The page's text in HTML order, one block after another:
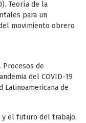
Teoría de la
para un
movimiento obrero
Procesos de
del COVID-19
Latinoamericana de
y el futuro del trabajo.